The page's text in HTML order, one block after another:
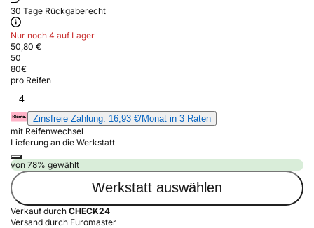
30 Tage Rückgaberecht
Nur noch 4 auf Lager
50,80 €
50
80€
pro Reifen
4
Zinsfreie Zahlung: 16,93 €/Monat in 3 Raten
mit Reifenwechsel
Lieferung an die Werkstatt
von 78% gewählt
Werkstatt auswählen
Verkauf durch CHECK24
Versand durch Euromaster